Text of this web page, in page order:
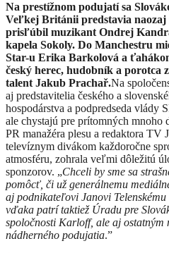
Na prestížnom podujatí sa
Veľkej Británii predstavia naozaj
prisľúbil muzikant Ondrej
kapela Sokoly. Do Manchestru
Star-u Erika Barkolová a
český herec, hudobník a porotca
talent Jakub Prachař.Na
aj predstavitelia českého a
hospodárstva a podpredseda vlády
ale chystajú pre prítomných mnoho
PR manažéra plesu a redaktora TV
televíznym divákom každoročne
atmosféru, zohrala veľmi dôležitú
sponzorov. „Chceli by sme sa
pomôcť, či už generálnemu
aj podnikateľovi Janovi
vďaka patrí taktiež Úradu pre
spoločnosti Karloff, ale aj ostatným
nádherného podujatia.”